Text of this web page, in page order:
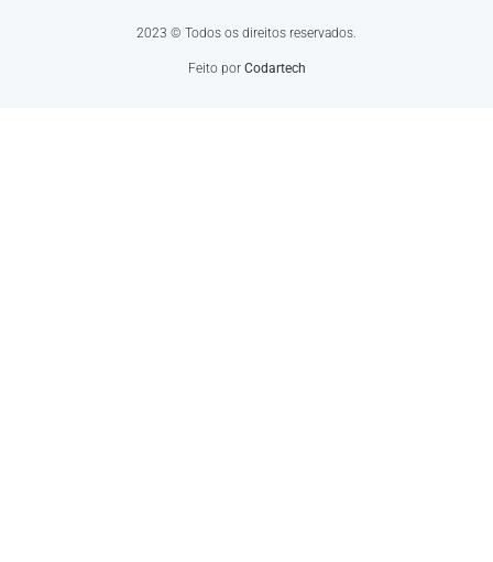
2023 © Todos os direitos reservados.
Feito por Codartech